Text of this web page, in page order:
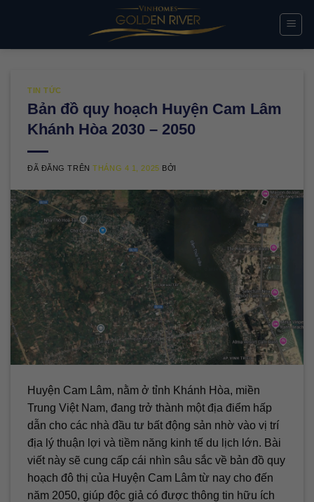
TIN TỨC
Bản đồ quy hoạch Huyện Cam Lâm
Khánh Hòa 2030 – 2050
ĐÃ ĐĂNG TRÊNTHÁNG 4 1, 2025 BỞI
Huyện Cam Lâm, nằm ở tỉnh Khánh Hòa, miền
Trung Việt Nam, đang trở thành một địa điểm hấp
dẫn cho các nhà đầu tư bất động sản nhờ vào vị trí
địa lý thuận lợi và tiềm năng kinh tế du lịch lớn. Bài
viết này sẽ cung cấp cái nhìn sâu sắc về bản đồ quy
hoạch đô thị của Huyện Cam Lâm từ nay cho đến
năm 2050, giúp độc giả có được thông tin hữu ích